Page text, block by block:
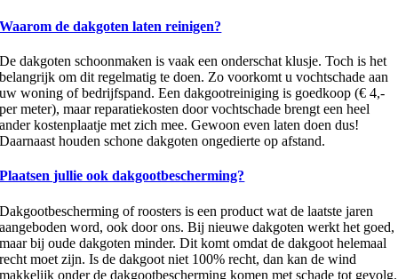
Waarom de dakgoten laten reinigen?
De dakgoten schoonmaken is vaak een onderschat klusje. Toch is het
belangrijk om dit regelmatig te doen. Zo voorkomt u vochtschade aan
uw woning of bedrijfspand. Een dakgootreiniging is goedkoop (€ 4,-
per meter), maar reparatiekosten door vochtschade brengt een heel
ander kostenplaatje met zich mee. Gewoon even laten doen dus!
Daarnaast houden schone dakgoten ongedierte op afstand.
Plaatsen jullie ook dakgootbescherming?
Dakgootbescherming of roosters is een product wat de laatste jaren
aangeboden word, ook door ons. Bij nieuwe dakgoten werkt het goed,
maar bij oude dakgoten minder. Dit komt omdat de dakgoot helemaal
recht moet zijn. Is de dakgoot niet 100% recht, dan kan de wind
makkelijk onder de dakgootbescherming komen met schade tot gevolg.